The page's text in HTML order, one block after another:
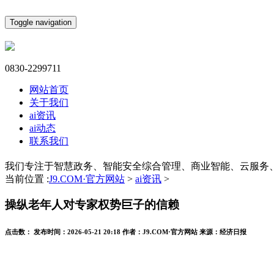
Toggle navigation
0830-2299711
网站首页
关于我们
ai资讯
ai动态
联系我们
我们专注于智慧政务、智能安全综合管理、商业智能、云服务
当前位置 :J9.COM·官方网站 > ai资讯 >
操纵老年人对专家权势巨子的信赖
点击数： 发布时间： 2026-05-21 20:18 作者： J9.COM·官方网站 来源： 经济日报